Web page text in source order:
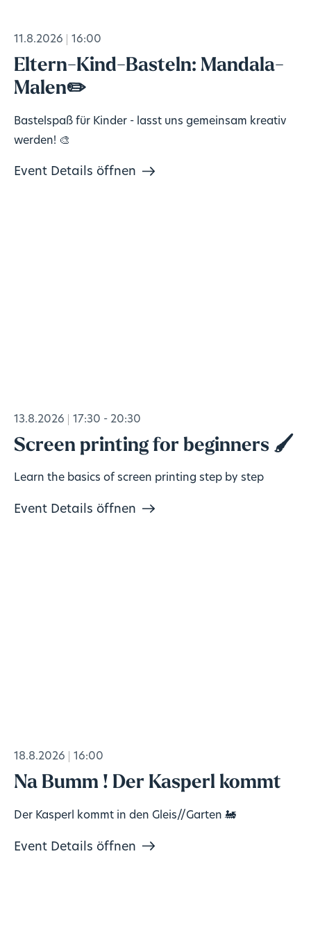
11.8.2026 16:00
Eltern-Kind-Basteln: Mandala-
Malen✏️
Bastelspaß für Kinder - lasst uns gemeinsam kreativ
werden! 🎨
Event Details öffnen
13.8.2026 17:30 - 20:30
Screen printing for beginners 🖌️
Learn the basics of screen printing step by step
Event Details öffnen
18.8.2026 16:00
Na Bumm ! Der Kasperl kommt
Der Kasperl kommt in den Gleis//Garten 🚂
Event Details öffnen